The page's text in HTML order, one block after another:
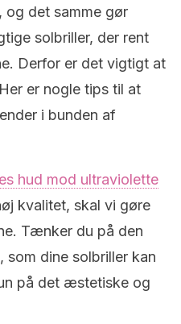
og det samme gør
solbriller, der rent
Derfor er det vigtigt at
er nogle tips til at
i bunden af
hud mod ultraviolette
kvalitet, skal vi gøre
Tænker du på den
dine solbriller kan
på det æstetiske og